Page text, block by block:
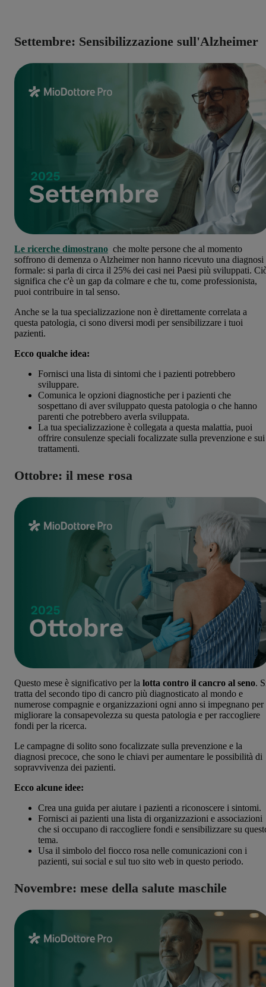
Settembre: Sensibilizzazione sull'Alzheimer
Le ricerche dimostrano che molte persone che al momento
soffrono di demenza o Alzheimer non hanno ricevuto una diagnosi
formale: si parla di circa il 25% dei casi nei Paesi più sviluppati.
significa che c'è un gap da colmare e che tu, come professionista,
puoi contribuire in tal senso.
Anche se la tua specializzazione non è direttamente correlata a
questa patologia, ci sono diversi modi per sensibilizzare i tuoi
pazienti.
Ecco qualche idea:
Fornisci una lista di sintomi che i pazienti potrebbero
sviluppare.
Comunica le opzioni diagnostiche per i pazienti che
sospettano di aver sviluppato questa patologia o che hanno
parenti che potrebbero averla sviluppata.
La tua specializzazione è collegata a questa malattia, puoi
offrire consulenze speciali focalizzate sulla prevenzione e sui
trattamenti.
Ottobre: il mese rosa
Questo mese è significativo per la lotta contro il cancro al seno.
tratta del secondo tipo di cancro più diagnosticato al mondo e
numerose compagnie e organizzazioni ogni anno si impegnano per
migliorare la consapevolezza su questa patologia e per raccogliere
fondi per la ricerca.
Le campagne di solito sono focalizzate sulla prevenzione e la
diagnosi precoce, che sono le chiavi per aumentare le possibilità di
sopravvivenza dei pazienti.
Ecco alcune idee:
Crea una guida per aiutare i pazienti a riconoscere i sintomi.
Fornisci ai pazienti una lista di organizzazioni e associazioni
che si occupano di raccogliere fondi e sensibilizzare su
tema.
Usa il simbolo del fiocco rosa nelle comunicazioni con i
pazienti, sui social e sul tuo sito web in questo periodo.
Novembre: mese della salute maschile